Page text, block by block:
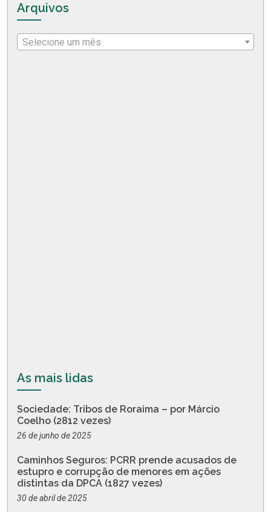
Arquivos
Selecione um mês
As mais lidas
Sociedade: Tribos de Roraima – por Márcio
Coelho (2812 vezes)
26 de junho de 2025
Caminhos Seguros: PCRR prende acusados de
estupro e corrupção de menores em ações
distintas da DPCA (1827 vezes)
30 de abril de 2025